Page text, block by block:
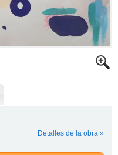
Detalles de la obra »